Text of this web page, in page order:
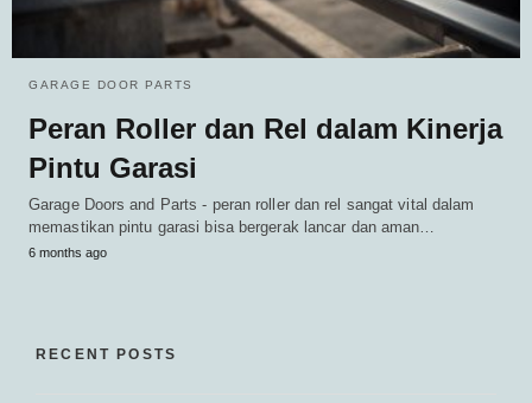
GARAGE DOOR PARTS
Peran Roller dan Rel dalam Kinerja
Pintu Garasi
Garage Doors and Parts - peran roller dan rel sangat vital dalam
memastikan pintu garasi bisa bergerak lancar dan aman…
6 months ago
RECENT POSTS